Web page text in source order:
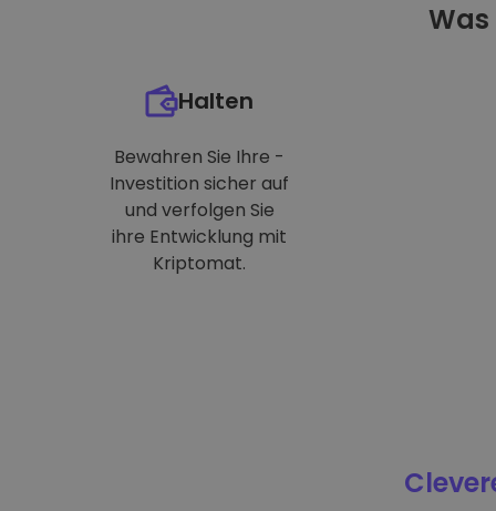
Halten
Bewahren Sie Ihre -
Investition sicher auf
und verfolgen Sie
ihre Entwicklung mit
Kriptomat.